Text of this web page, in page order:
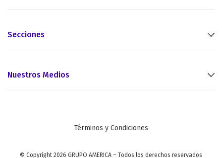
Secciones
Nuestros Medios
Términos y Condiciones
© Copyright 2026 GRUPO AMERICA – Todos los derechos reservados